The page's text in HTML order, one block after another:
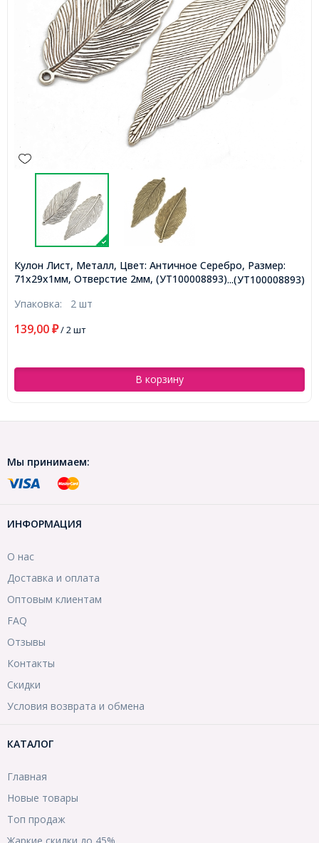
...(УТ100008893)
Кулон Лист, Металл, Цвет: Античное Серебро, Размер:
71x29x1мм, Отверстие 2мм, (УТ100008893)
Упаковка: 2 шт
139,00 ₽/ 2 шт
В корзину
Мы принимаем:
ИНФОРМАЦИЯ
О нас
Доставка и оплата
Оптовым клиентам
FAQ
Отзывы
Контакты
Скидки
Условия возврата и обмена
КАТАЛОГ
Главная
Новые товары
Топ продаж